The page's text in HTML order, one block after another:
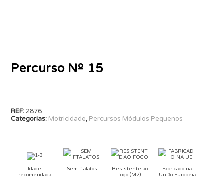
Percurso Nº 15
REF: 2876
Categorias: Motricidade, Percursos Módulos Pequenos
Idade
recomendada
Sem ftalatos
Resistente ao
fogo (M2)
Fabricado na
União Europeia